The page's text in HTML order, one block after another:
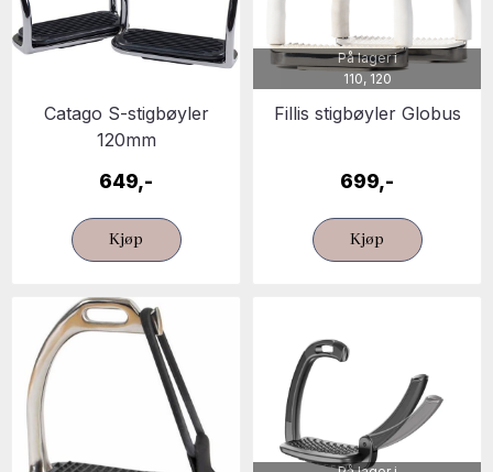
Catago S-stigbøyler
120mm
649,-
Kjøp
På lager i
110, 120
Fillis stigbøyler Globus
699,-
Kjøp